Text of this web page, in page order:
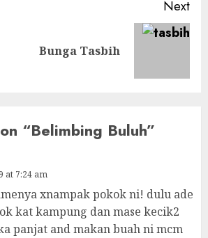
Next
Bunga Tasbih
“Belimbing Buluh”
at 7:24 am
xnampak pokok ni! dulu ade
kat kampung dan mase kecik2
panjat and makan buah ni mcm